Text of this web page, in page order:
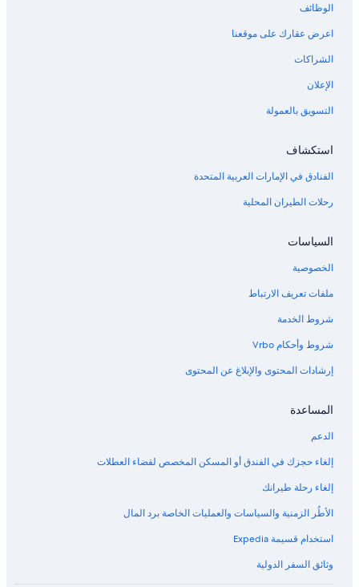
الوظائف
اعرض عقارك على موقعنا
الشراكات
الإعلان
التسويق بالعمولة
استكشاف
الفنادق في الإمارات العربية المتحدة
رحلات الطيران المحلية
السياسات
الخصوصية
ملفات تعريف الارتباط
شروط الخدمة
شروط وأحكام Vrbo
إرشادات المحتوى والإبلاغ عن المحتوى
المساعدة
الدعم
إلغاء حجزك في الفندق أو المسكن المخصص لقضاء العطلات
إلغاء رحلة طيرانك
الأطُر الزمنية والسياسات والعمليات الخاصة برد المال
استخدام قسيمة Expedia
وثائق السفر الدولية